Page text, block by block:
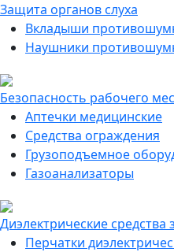
Защита органов слуха
Вкладыши
Наушники
Безопасность рабочего
Аптечки медицинские
Средства ограждения
Грузоподъемное
Газоанализаторы
Диэлектрические
Перчатки